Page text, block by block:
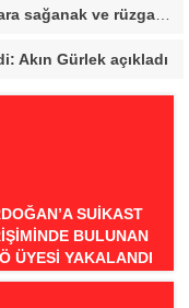
Meteoroloji duyurdu: Kavurucu sıcaklara sağanak ve rüzgar arası
Akın Gürlek açıkladı
SUIKAST
BULUNAN
ÜYESI YAKALANDI